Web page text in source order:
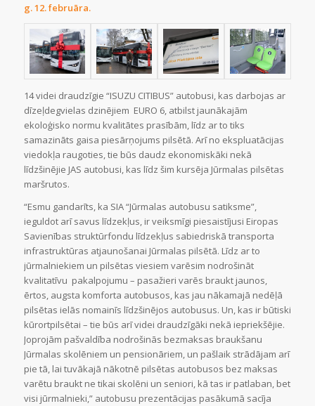
g. 12. februāra.
14 videi draudzīgie “ISUZU CITIBUS” autobusi, kas darbojas ar
dīzeļdegvielas dzinējiem EURO 6, atbilst jaunākajām
ekoloģisko normu kvalitātes prasībām, līdz ar to tiks
samazināts gaisa piesārņojums pilsētā. Arī no ekspluatācijas
viedokļa raugoties, tie būs daudz ekonomiskāki nekā
līdzšinējie JAS autobusi, kas līdz šim kursēja Jūrmalas pilsētas
maršrutos.
“Esmu gandarīts, ka SIA “Jūrmalas autobusu satiksme”,
ieguldot arī savus līdzekļus, ir veiksmīgi piesaistījusi Eiropas
Savienības struktūrfondu līdzekļus sabiedriskā transporta
infrastruktūras atjaunošanai Jūrmalas pilsētā. Līdz ar to
jūrmalniekiem un pilsētas viesiem varēsim nodrošināt
kvalitatīvu pakalpojumu – pasažieri varēs braukt jaunos,
ērtos, augsta komforta autobusos, kas jau nākamajā nedēļā
pilsētas ielās nomainīs līdzšinējos autobusus. Un, kas ir būtiski
kūrortpilsētai – tie būs arī videi draudzīgāki nekā iepriekšējie.
Joprojām pašvaldība nodrošinās bezmaksas braukšanu
Jūrmalas skolēniem un pensionāriem, un pašlaik strādājam arī
pie tā, lai tuvākajā nākotnē pilsētas autobusos bez maksas
varētu braukt ne tikai skolēni un seniori, kā tas ir patlaban, bet
visi jūrmalnieki,” autobusu prezentācijas pasākumā sacīja